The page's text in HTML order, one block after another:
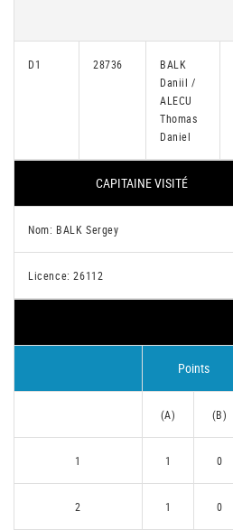
D1 28736
BALK
Daniil /
ALECU
Thomas
Daniel
CAPITAINE VISITÉ
Nom: BALK Sergey
Licence: 26112
Points
(A) (B)
1 1 0
2 1 0